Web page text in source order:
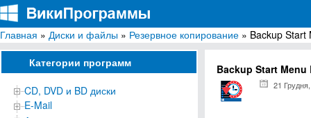
ВикиПрограммы
Энциклопедия бесплатных компьютерных программ для Windows
Главная » Диски и файлы » Резервное копирование » Backup Start
Категории программ
CD, DVD и BD диски
E-Mail
Backup Start Menu
21